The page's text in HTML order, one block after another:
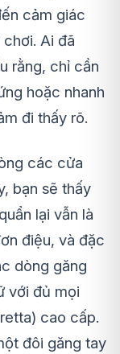
cảm giác
Ai đã
rằng, chỉ cần
hoặc nhanh
đi thấy rõ.
các cửa
bạn sẽ thấy
lại vẫn là
điệu, và đặc
dòng găng
với đủ mọi
cao cấp.
đôi găng tay